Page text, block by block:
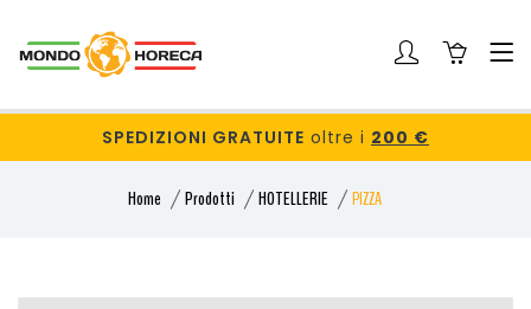
SPEDIZIONI GRATUITE oltre i 200 €
Home Prodotti HOTELLERIE PIZZA